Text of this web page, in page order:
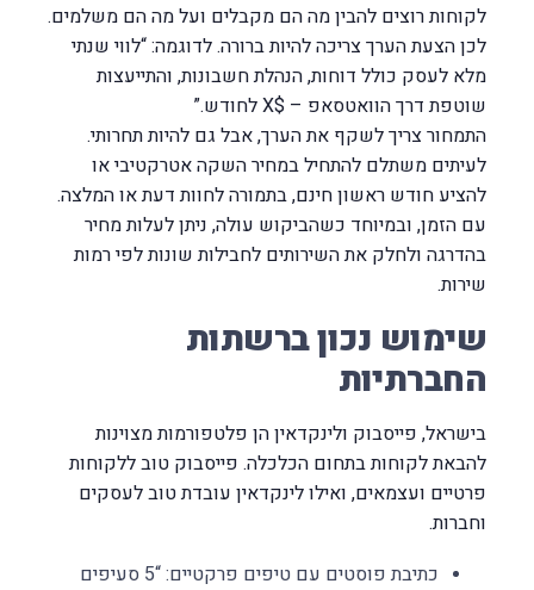
לקוחות רוצים להבין מה הם מקבלים ועל מה הם משלמים.
לכן הצעת הערך צריכה להיות ברורה. לדוגמה: “לווי שנתי
מלא לעסק כולל דוחות, הנהלת חשבונות, והתייעצות
שוטפת דרך הוואטסאפ – $X לחודש.”
התמחור צריך לשקף את הערך, אבל גם להיות תחרותי.
לעיתים משתלם להתחיל במחיר השקה אטרקטיבי או
להציע חודש ראשון חינם, בתמורה לחוות דעת או המלצה.
עם הזמן, ובמיוחד כשהביקוש עולה, ניתן לעלות מחיר
בהדרגה ולחלק את השירותים לחבילות שונות לפי רמות
שירות.
שימוש נכון ברשתות
החברתיות
בישראל, פייסבוק ולינקדאין הן פלטפורמות מצוינות
להבאת לקוחות בתחום הכלכלה. פייסבוק טוב ללקוחות
פרטיים ועצמאים, ואילו לינקדאין עובדת טוב לעסקים
וחברות.
כתיבת פוסטים עם טיפים פרקטיים: “5 סעיפים